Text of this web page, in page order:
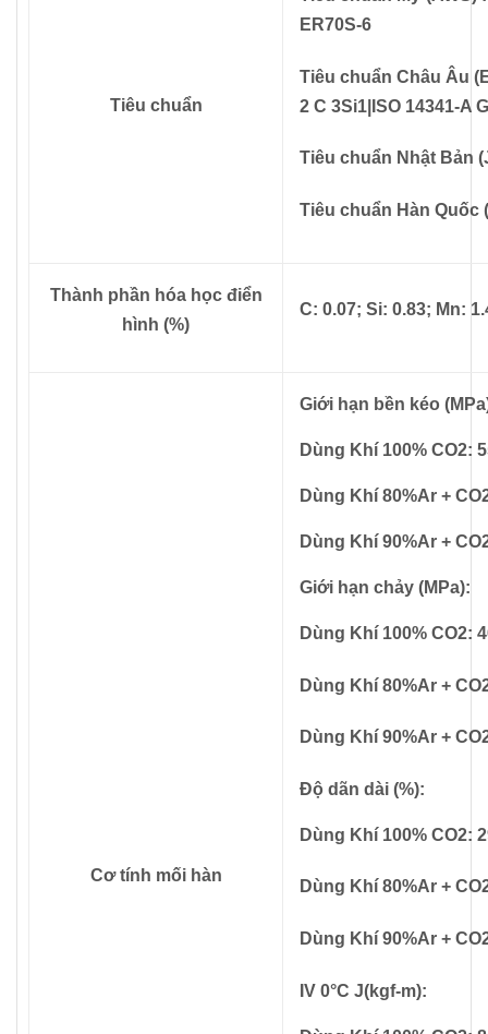
Tiêu chuẩn
ER70S-6
Tiêu chuẩn Châu Âu
2 C 3Si1|ISO 14341-A
Tiêu chuẩn Nhật Bản
Tiêu chuẩn Hàn Quốc
Thành phần hóa học điển
hình (%)
C: 0.07; Si: 0.83; Mn:
Cơ tính mối hàn
Giới hạn bền kéo
Dùng Khí 100% CO2:
Dùng Khí 80%Ar +
Dùng Khí 90%Ar +
Giới hạn chảy (MPa):
Dùng Khí 100% CO2:
Dùng Khí 80%Ar +
Dùng Khí 90%Ar +
Độ dãn dài (%):
Dùng Khí 100% CO2:
Dùng Khí 80%Ar +
Dùng Khí 90%Ar +
IV 0°C J(kgf-m):